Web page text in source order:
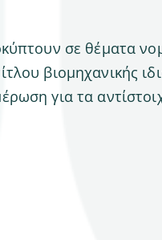
σε θέματα
βιομηχανικής
για τα